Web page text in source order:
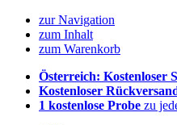
zur Navigation
zum Inhalt
zum Warenkorb
Österreich: Kostenloser
Kostenloser
1 kostenlose Probe zu